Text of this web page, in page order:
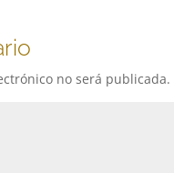
no será publicada.